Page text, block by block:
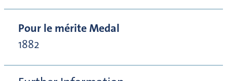
Pour le mérite Medal
1882